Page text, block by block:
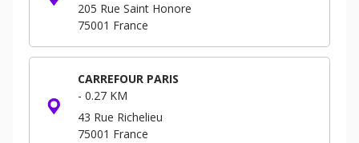
205 Rue Saint Honore
75001 France
CARREFOUR PARIS
- 0.27 KM
43 Rue Richelieu
75001 France